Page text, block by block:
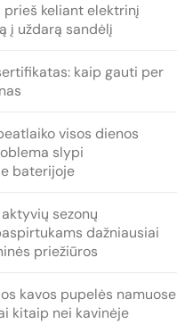
prieš keliant elektrinį
į uždarą sandėlį
kaip gauti per
visos dienos
slypi
baterijoje
sezonų
dažniausiai
priežiūros
kavos pupelės namuose
kitaip nei kavinėje